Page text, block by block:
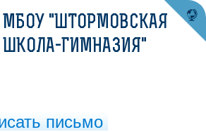
МБОУ "ШТОРМОВСКАЯ
ШКОЛА-ГИМНАЗИЯ"
письмо